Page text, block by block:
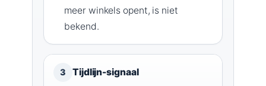
meer winkels opent, is niet
bekend.
3 Tijdlijn-signaal